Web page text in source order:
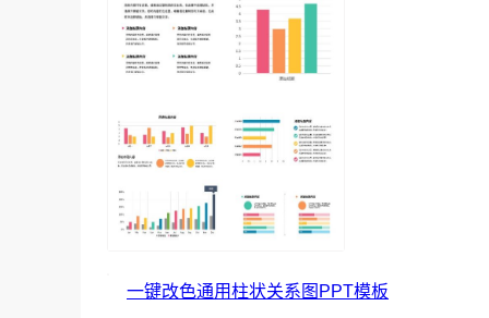
一键改色通用柱状关系图PPT模板